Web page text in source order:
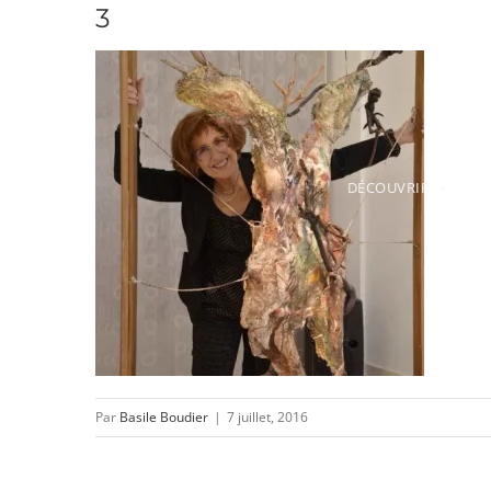
DÉCOUVRIR
3
Par Basile Boudier | 7 juillet, 2016